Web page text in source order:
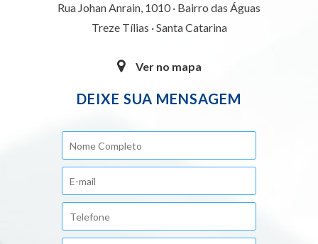
Rua Johan Anrain, 1010 · Bairro das Águas
Treze Tílias · Santa Catarina
Ver no mapa
DEIXE SUA MENSAGEM